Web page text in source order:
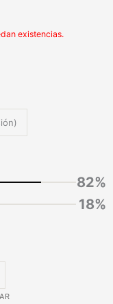
existencias.
82%
18%